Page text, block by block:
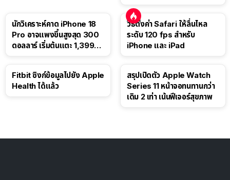
นักวิเคราะห์คาด iPhone 18
Pro อาจแพงขึ้นสูงสุด 300
ดอลลาร์ เริ่มต้นแตะ 1,399
วิธีตั้งค่า Safari ให้ลื่นไหล
ระดับ 120 fps สำหรับ
iPhone และ iPad
Fitbit ซิงก์ข้อมูลไปยัง Apple
Health ได้แล้ว
สรุปเปิดตัว Apple Watch
Series 11 หน้าจอทนทานกว่า
เดิม 2 เท่า เน้นฟีเจอร์สุขภาพ